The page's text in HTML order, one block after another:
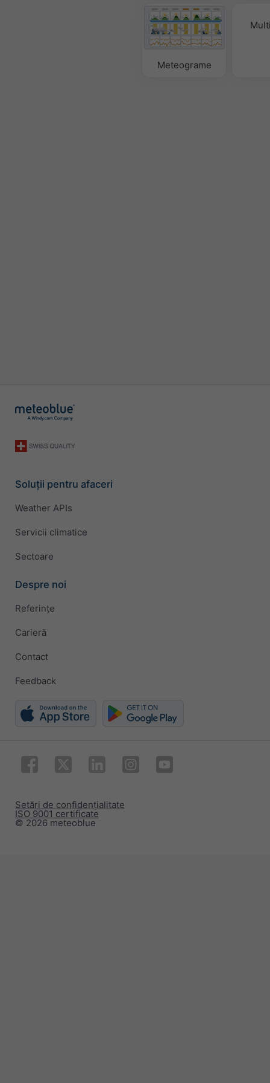
Meteograme
Soluții pentru afaceri
Weather APIs
Servicii climatice
Sectoare
Despre noi
Referințe
Carieră
Contact
Feedback
© 2026 meteoblue
ISO 9001 certificate
Setări de confidențialitate